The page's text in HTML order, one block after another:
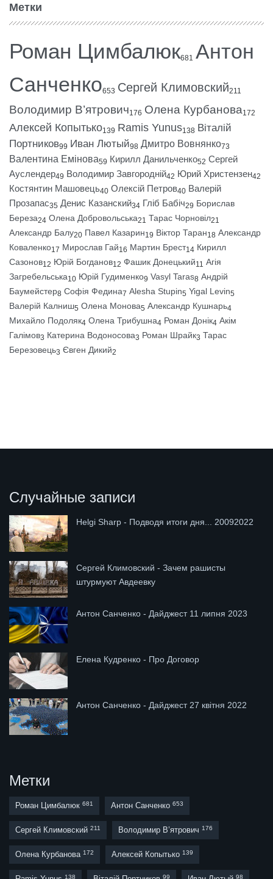
Метки
Роман Цимбалюк681 Антон
Санченко653 Сергей Климовский211
Володимир В’ятрович176 Олена Курбанова172
Алексей Копытько139 Ramis Yunus138 Віталій
Портников99 Иван Лютый98 Дмитро Вовнянко73
Валентина Емінова59 Кирилл Данильченко52 Сергей
Ауслендер49 Володимир Завгородній42 Юрий Христензен42
Костянтин Машовець40 Олексій Петров40 Валерій
Прозапас35 Денис Казанский34 Гліб Бабіч29 Борислав
Береза24 Олена Добровольська21 Тарас Чорновіл21
Александр Балу20 Павел Казарин19 Віктор Таран18 Александр
Коваленко17 Мирослав Гай16 Мартин Брест14 Кирилл
Сазонов12 Юрій Богданов12 Фашик Донецький11 Агія
Загребельська10 Юрій Гудименко9 Vasyl Taras8 Андрій
Баумейстер8 Софія Федина7 Alesha Stupin5 Yigal Levin5
Валерій Калниш5 Олена Монова5 Александр Кушнарь4
Михайло Подоляк4 Олена Трибушна4 Роман Донік4 Акім
Галімов3 Катерина Водоносова3 Роман Шрайк3 Тарас
Березовець3 Євген Дикий2
Случайные записи
Helgi Sharp - Подводя итоги дня... 20092022
Сергей Климовский - Зачем рашисты
штурмуют Авдеевку
Антон Санченко - Дайджест 11 липня 2023
Елена Кудренко - Про Договор
Антон Санченко - Дайджест 27 квітня 2022
Метки
Роман Цимбалюк 681 Антон Санченко 653
Сергей Климовский 211 Володимир В’ятрович 176
Олена Курбанова 172 Алексей Копытько 139
138 99 98